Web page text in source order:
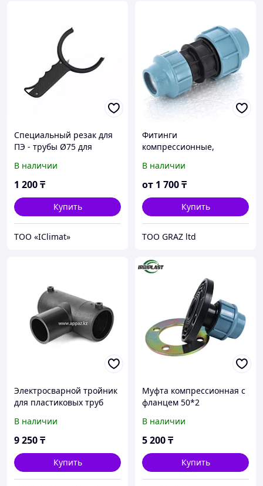
Специальный резак для
ПЭ - трубы Ø75 для
В наличии
1 200₸
Купить
ТОО «IClimat»
Фитинги
компрессионные,
В наличии
от 1 700₸
Купить
TOO GRAZ ltd
Электросварной тройник
для пластиковых труб
В наличии
9 250₸
Купить
Муфта компрессионная с
фланцем 50*2
В наличии
5 200₸
Купить